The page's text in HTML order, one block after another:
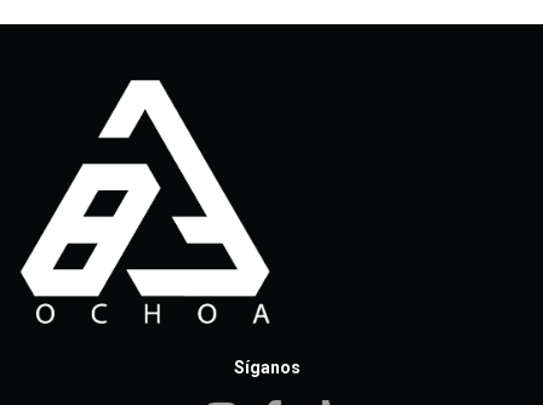
Síganos